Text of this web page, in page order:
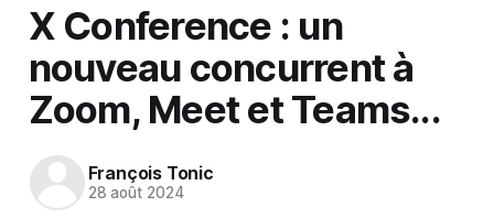
X Conference : un
nouveau concurrent à
Zoom, Meet et Teams...
François Tonic
28 août 2024